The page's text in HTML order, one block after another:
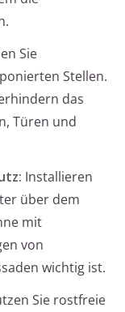
Sie
Stellen.
das
Türen und
Installieren
über dem
mit
von
wichtig ist.
Sie rostfreie